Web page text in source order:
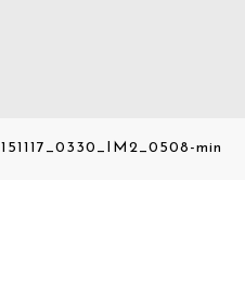
151117_0330_IM2_0508-min